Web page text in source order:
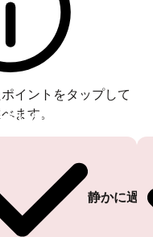
イントをタップして
ます。
静かに過
ありがとうございます